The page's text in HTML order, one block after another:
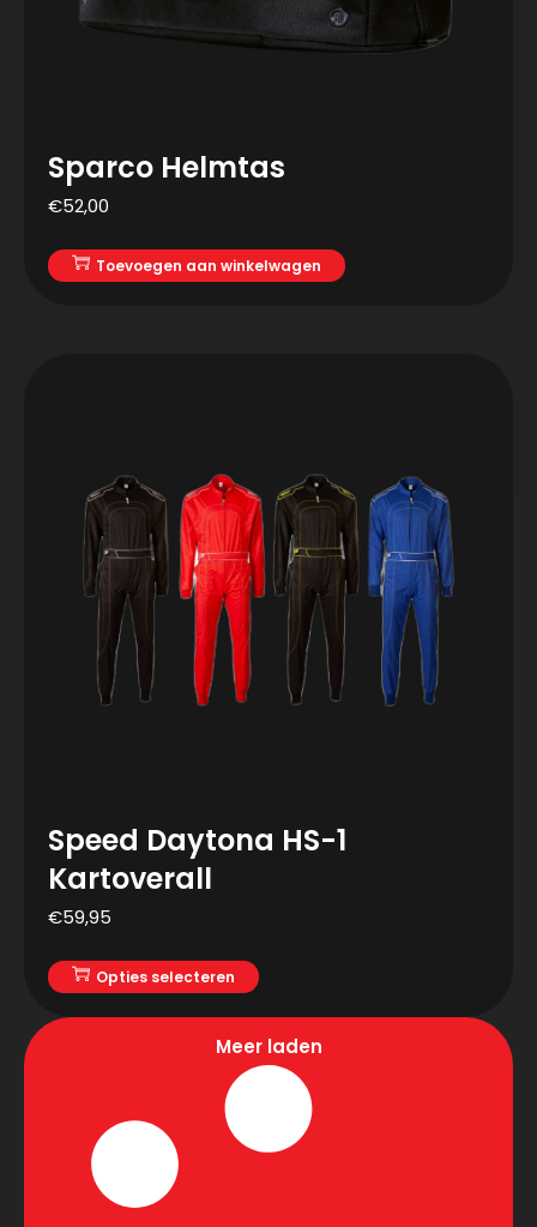
Sparco Helmtas
€52,00
Toevoegen aan winkelwagen
Speed Daytona HS-1
Kartoverall
€59,95
Opties selecteren
Meer laden